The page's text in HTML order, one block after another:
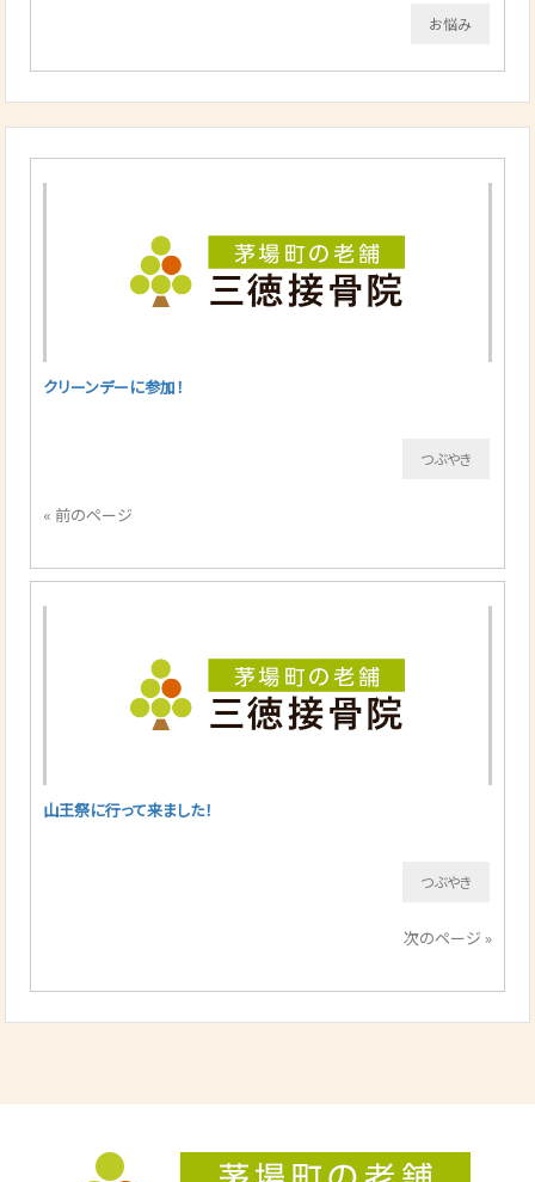
お悩み
クリーンデーに参加！
つぶやき
« 前のページ
山王祭に行って来ました！
つぶやき
次のページ »